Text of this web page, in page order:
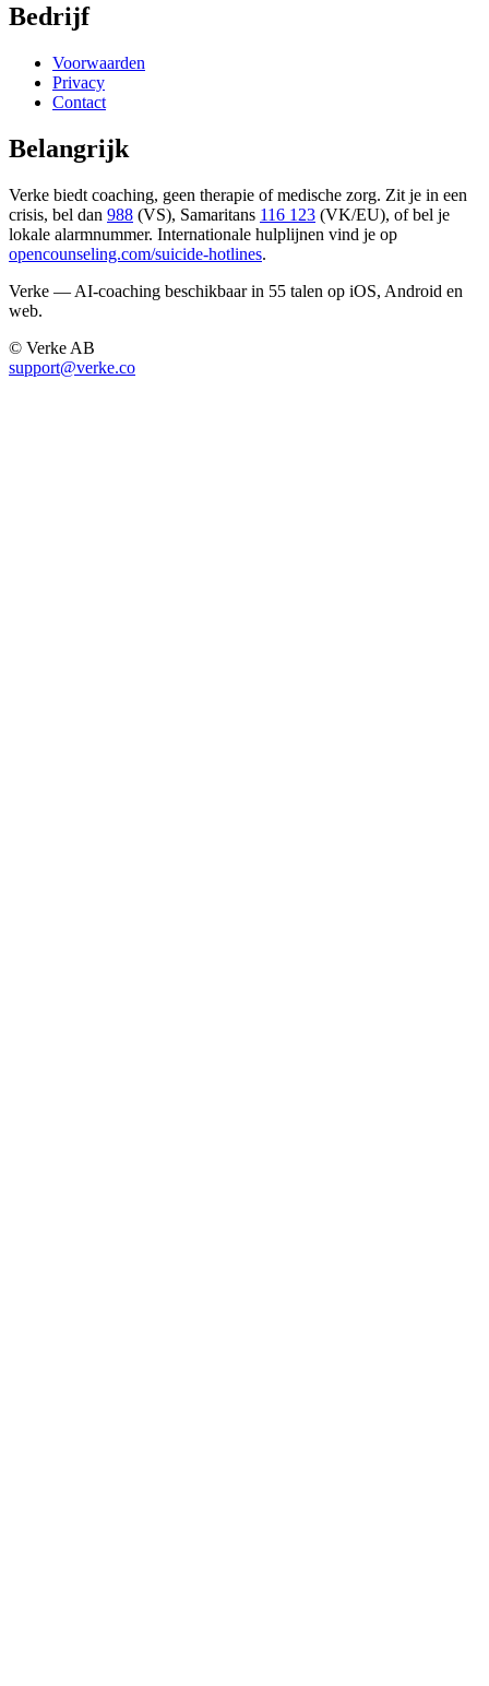
Bedrijf
Voorwaarden
Privacy
Contact
Belangrijk
Verke biedt coaching, geen therapie of medische zorg. Zit je in een
crisis, bel dan 988 (VS), Samaritans 116 123 (VK/EU), of bel je
lokale alarmnummer. Internationale hulplijnen vind je op
opencounseling.com/suicide-hotlines.
Verke — AI-coaching beschikbaar in 55 talen op iOS, Android en
web.
© Verke AB
support@verke.co